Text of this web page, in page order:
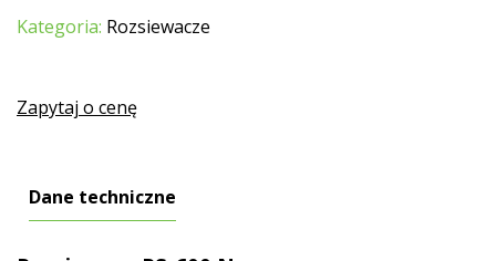
Kategoria: Rozsiewacze
Zapytaj o cenę
Dane techniczne